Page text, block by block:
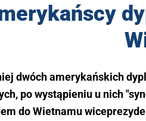
dwóch amerykańskich
po wystąpieniu u nich
do Wietnamu